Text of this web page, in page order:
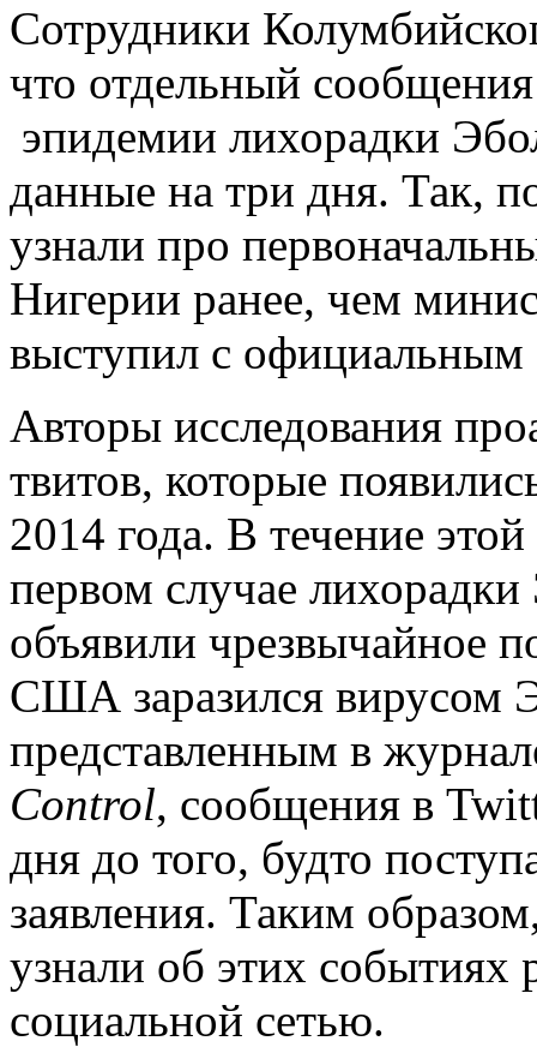
Сотрудники
что отдельный
эпидемии лихорадки
данные на три дня. Так,
узнали про
Нигерии ранее, чем
выступил с официальным
Авторы исследования
твитов, которые
2014 года. В течение
первом случае
объявили чрезвычайное
США заразился вирусом
представленным в
Control, сообщения в
дня до того, будто
заявления. Таким
узнали об этих событиях
социальной сетью.